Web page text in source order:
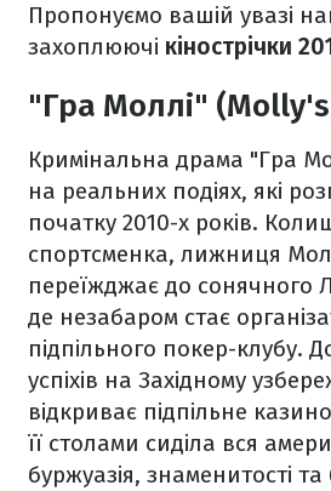
Пропонуємо вашій увазі
захоплюючі кінострічки
"Гра Моллі"
Кримінальна драма "Гра
на реальних подіях, які
початку 2010-х років.
спортсменка, лижниця
переїжджає до сонячного
де незабаром стає
підпільного покер-клубу.
успіхів на Західному
відкриває підпільне
її столами сиділа вся
буржуазія, знаменитості